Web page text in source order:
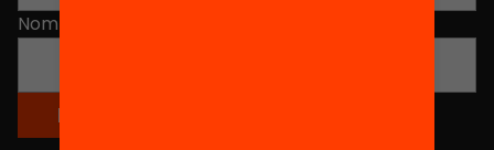
Nombre